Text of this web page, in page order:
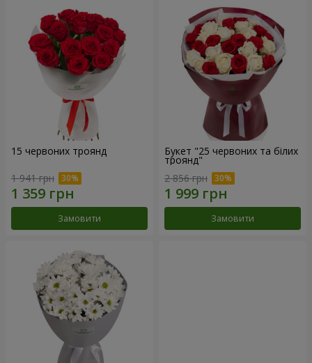
15 червоних троянд
1 941 грн
Замовити
Букет "25 червоних та білих
троянд"
2 856 грн
Замовити